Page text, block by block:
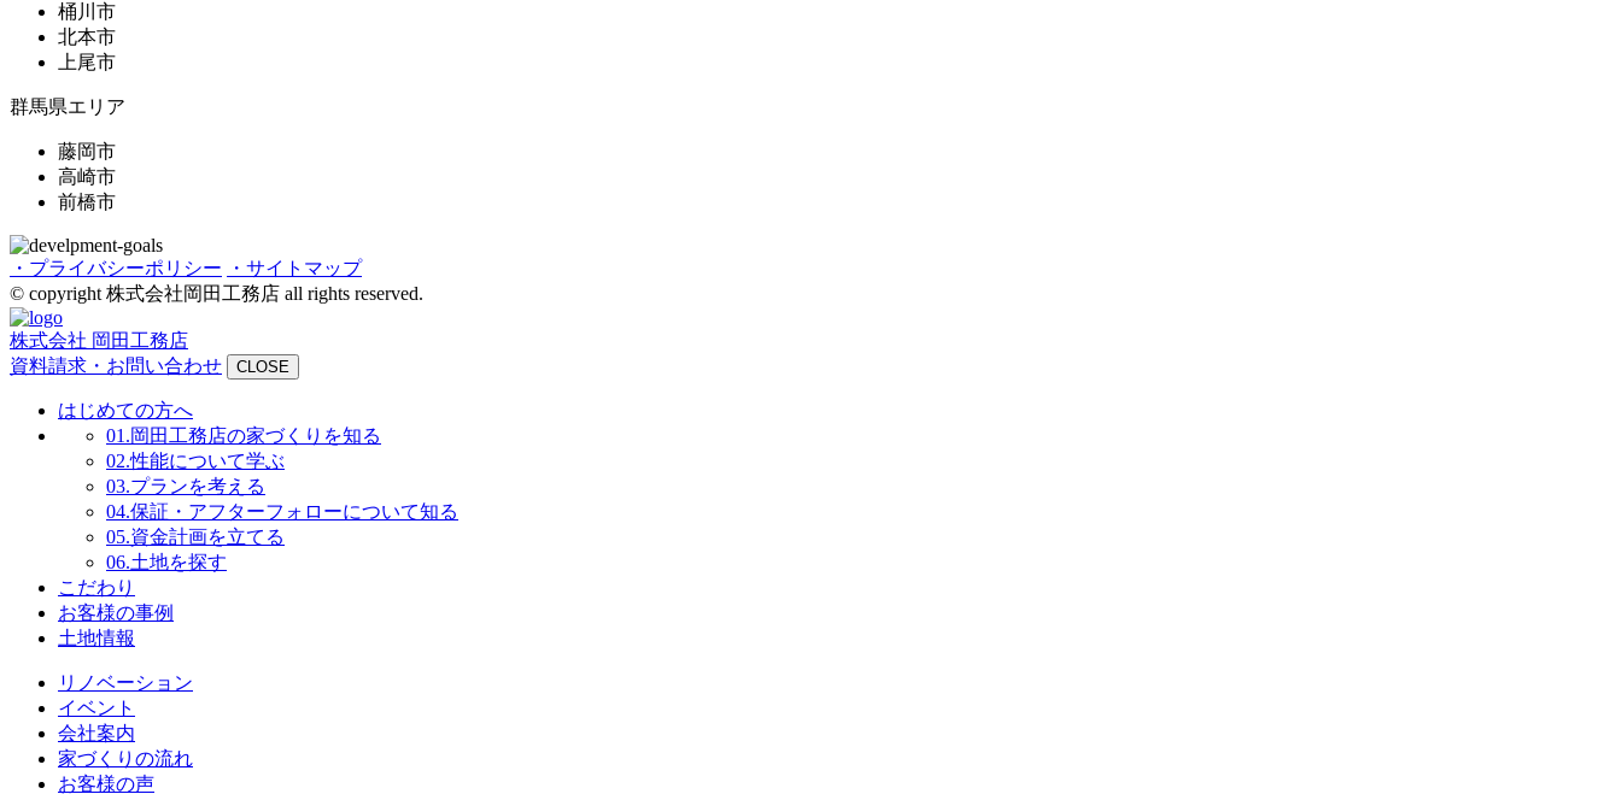
桶川市
北本市
上尾市
群馬県エリア
藤岡市
高崎市
前橋市
・プライバシーポリシー
・サイトマップ
© copyright 株式会社岡田工務店 all rights reserved.
株式会社 岡田工務店
資料請求・お問い合わせ
CLOSE
はじめての方へ
01.岡田工務店の家づくりを知る
02.性能について学ぶ
03.プランを考える
04.保証・アフターフォローについて知る
05.資金計画を立てる
06.土地を探す
こだわり
お客様の事例
土地情報
リノベーション
イベント
会社案内
家づくりの流れ
お客様の声